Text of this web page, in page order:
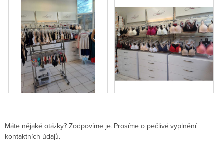
Máte nějaké otázky? Zodpovíme je. Prosíme o pečlivé vyplnění
kontaktních údajů.